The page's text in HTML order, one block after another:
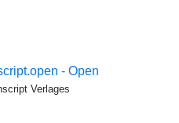
- Open
Verlages